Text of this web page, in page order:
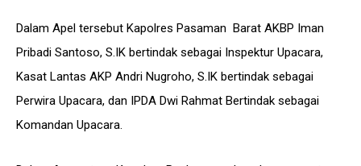
Dalam Apel tersebut Kapolres Pasaman Barat AKBP Iman
Pribadi Santoso, S.IK bertindak sebagai Inspektur Upacara,
Kasat Lantas AKP Andri Nugroho, S.IK bertindak sebagai
Perwira Upacara, dan IPDA Dwi Rahmat Bertindak sebagai
Komandan Upacara.